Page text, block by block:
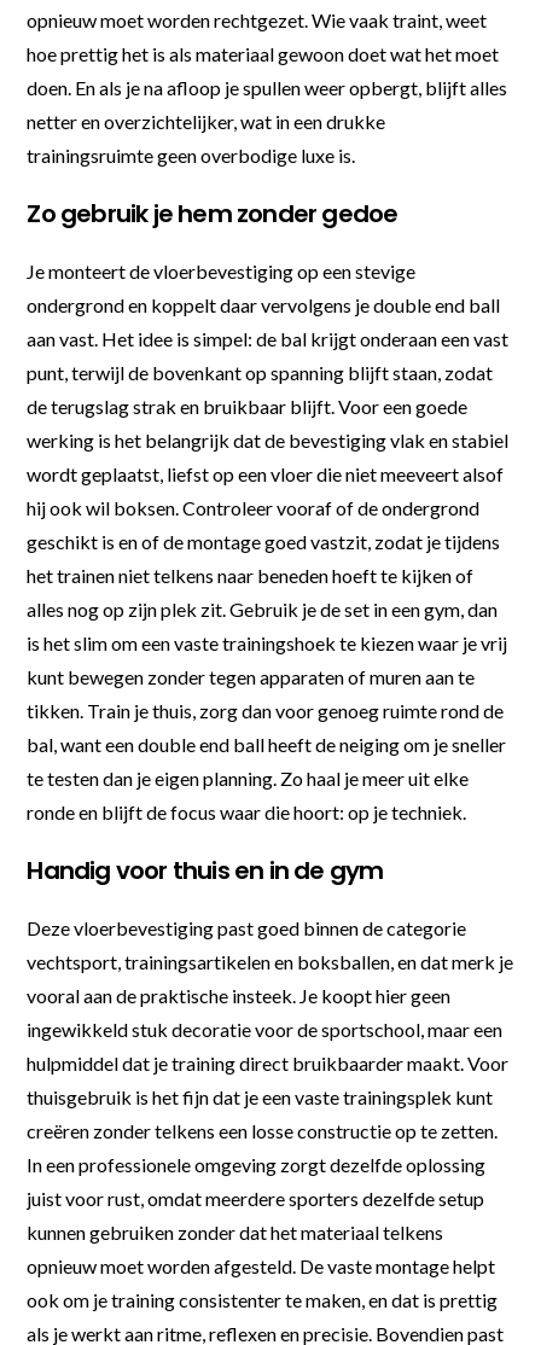
opnieuw moet worden rechtgezet. Wie vaak traint, weet
hoe prettig het is als materiaal gewoon doet wat het moet
doen. En als je na afloop je spullen weer opbergt, blijft alles
netter en overzichtelijker, wat in een drukke
trainingsruimte geen overbodige luxe is.
Zo gebruik je hem zonder gedoe
Je monteert de vloerbevestiging op een stevige
ondergrond en koppelt daar vervolgens je double end ball
aan vast. Het idee is simpel: de bal krijgt onderaan een vast
punt, terwijl de bovenkant op spanning blijft staan, zodat
de terugslag strak en bruikbaar blijft. Voor een goede
werking is het belangrijk dat de bevestiging vlak en stabiel
wordt geplaatst, liefst op een vloer die niet meeveert alsof
hij ook wil boksen. Controleer vooraf of de ondergrond
geschikt is en of de montage goed vastzit, zodat je tijdens
het trainen niet telkens naar beneden hoeft te kijken of
alles nog op zijn plek zit. Gebruik je de set in een gym, dan
is het slim om een vaste trainingshoek te kiezen waar je vrij
kunt bewegen zonder tegen apparaten of muren aan te
tikken. Train je thuis, zorg dan voor genoeg ruimte rond de
bal, want een double end ball heeft de neiging om je sneller
te testen dan je eigen planning. Zo haal je meer uit elke
ronde en blijft de focus waar die hoort: op je techniek.
Handig voor thuis en in de gym
Deze vloerbevestiging past goed binnen de categorie
vechtsport, trainingsartikelen en boksballen, en dat merk je
vooral aan de praktische insteek. Je koopt hier geen
ingewikkeld stuk decoratie voor de sportschool, maar een
hulpmiddel dat je training direct bruikbaarder maakt. Voor
thuisgebruik is het fijn dat je een vaste trainingsplek kunt
creëren zonder telkens een losse constructie op te zetten.
In een professionele omgeving zorgt dezelfde oplossing
juist voor rust, omdat meerdere sporters dezelfde setup
kunnen gebruiken zonder dat het materiaal telkens
opnieuw moet worden afgesteld. De vaste montage helpt
ook om je training consistenter te maken, en dat is prettig
als je werkt aan ritme, reflexen en precisie. Bovendien past